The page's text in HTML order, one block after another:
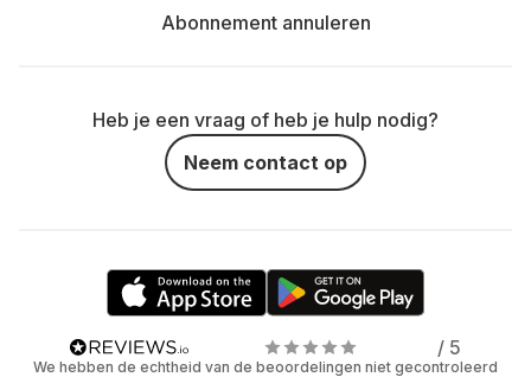
Abonnement annuleren
Heb je een vraag of heb je hulp nodig?
Neem contact op
/ 5
We hebben de echtheid van de beoordelingen niet gecontroleerd